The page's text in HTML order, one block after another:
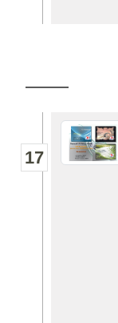
17